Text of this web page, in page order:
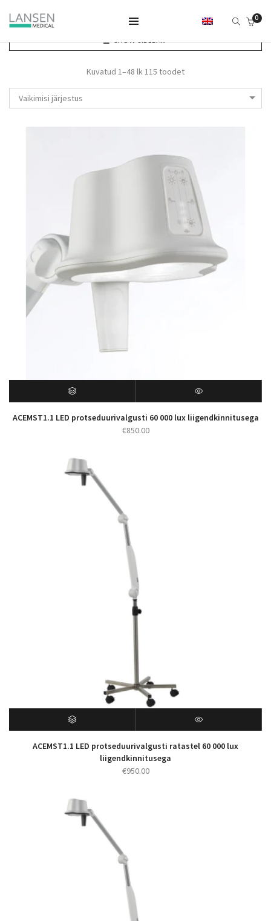
0
SHOW SIDEBAR
Kuvatud 1–48 lk 115 toodet
Vaikimisi järjestus
ACEMST1.1 LED protseduurivalgusti 60 000 lux liigendkinnitusega
€850.00
ACEMST1.1 LED protseduurivalgusti ratastel 60 000 lux
liigendkinnitusega
€950.00